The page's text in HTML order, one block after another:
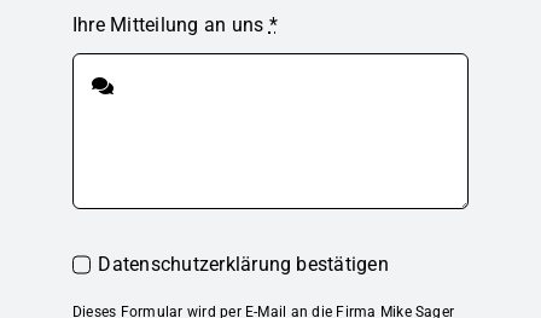
Ihre Mitteilung an uns *
Datenschutzerklärung bestätigen
Dieses Formular wird per E-Mail an die Firma Mike Sager